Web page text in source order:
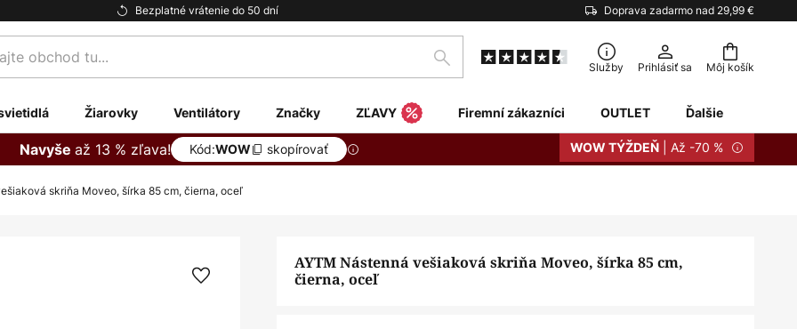
Bezplatné vrátenie do 50 dní Doprava zadarmo nad 29,99 €
Môj košík
Hľadať Služby Prihlásiť sa
Žiarovky Ventilátory Značky ZĽAVY Firemní zákazníci OUTLET Ďalšie
Navyše až 13 % zľava! Kód:WOW skopírovať WOW TÝŽDEŇ | Až -70 %
skriňa Moveo, šírka 85 cm, čierna, oceľ
AYTM Nástenná vešiaková skriňa Moveo, šírka 85 cm,
čierna, oceľ